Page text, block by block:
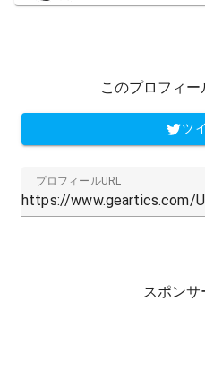
このプロフィ
ツ
プロフィールURL
スポンサ